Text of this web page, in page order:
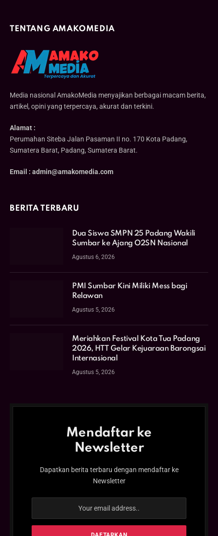
TENTANG AMAKOMEDIA
Media nasional AmakoMedia menyajikan berbagai macam berita,
artikel, opini yang terpercaya, akurat dan terkini.
Alamat :
Perumahan Siteba Jalan Pasaman II no. 170 Kota Padang,
Sumatera Barat, Padang, Sumatera Barat.
Email : admin@amakomedia.com
BERITA TERBARU
Dua Siswa SMPN 25 Padang Wakili
Sumbar ke Ajang O2SN Nasional
Agustus 6, 2026
PMI Sumbar Kini Miliki Mess bagi
Relawan
Agustus 5, 2026
Meriahkan Festival Kota Tua Padang
2026, HTT Gelar Kejuaraan Barongsai
Internasional
Agustus 5, 2026
Mendaftar ke
Newsletter
Dapatkan berita terbaru dengan mendaftar ke
Newsletter